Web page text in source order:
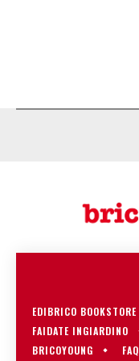
EDIBRICO BOOKSTORE
FAIDATE INGIARDINO
BRICOYOUNG
FAQ